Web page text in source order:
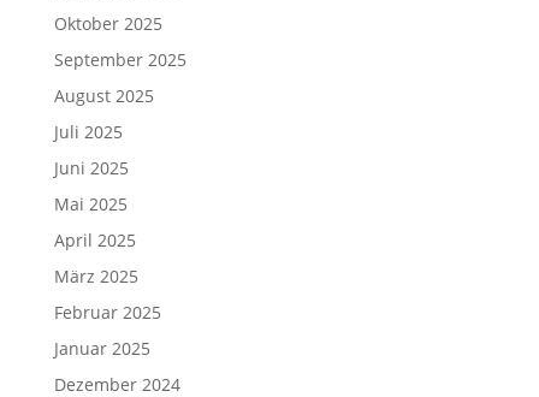
Oktober 2025
September 2025
August 2025
Juli 2025
Juni 2025
Mai 2025
April 2025
März 2025
Februar 2025
Januar 2025
Dezember 2024